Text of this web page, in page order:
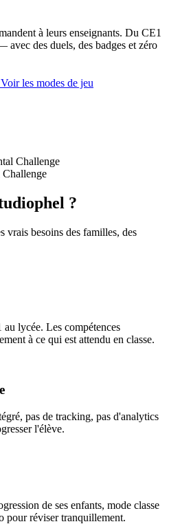
à leurs enseignants. Du CE1
avec des duels, des badges et zéro
les modes de jeu
?
vrais besoins des familles, des
lycée. Les compétences
à ce qui est attendu en classe.
pas de tracking, pas d'analytics
l'élève.
de ses enfants, mode classe
pour réviser tranquillement.